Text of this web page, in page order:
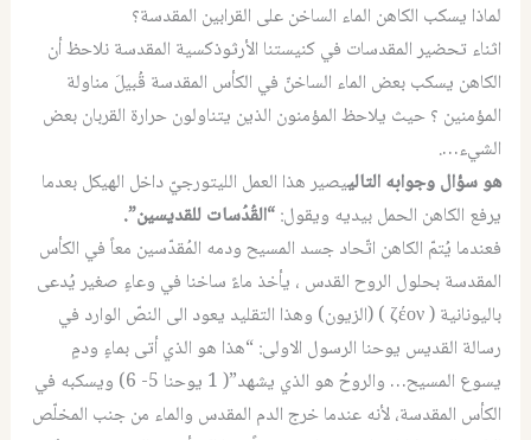
لماذا يسكب الكاهن الماء الساخن على القرابين المقدسة؟
اثناء تحضير المقدسات في كنيستنا الأرثوذكسية المقدسة نلاحظ أن
الكاهن يسكب بعض الماء الساخنّ في الكأس المقدسة قُبيلَ مناولة
المؤمنين ؟ حيث يلاحظ المؤمنون الذين يتناولون حرارة القربان بعض
الشيء….
هو سؤال وجوابه التالييصير هذا العمل الليتورجيّ داخل الهيكل بعدما
يرفع الكاهن الحمل بيديه ويقول:“القُدُسات للقديسين”.
فعندما يُتمّ الكاهن اتّحاد جسد المسيح ودمه المُقدّسين معاً في الكأس
المقدسة بحلول الروح القدس ، يأخذ ماءً ساخنا في وعاءٍ صغير يُدعى
باليونانية ( ζέον ) (الزيون) وهذ
ا التقليد يعود الى النصّ الوارد في
رسالة القديس يوحنا الرسول الاولى: “هذا هو الذي أتى بماءٍ ودمٍ
يسوع المسيح… والروحُ هو الذي يشهد”( 1 يوحنا 5- 6) ويسكبه في
الكأس المقدسة، لأنه عندما خرج الدم المقدس والماء من جنب المخلّص